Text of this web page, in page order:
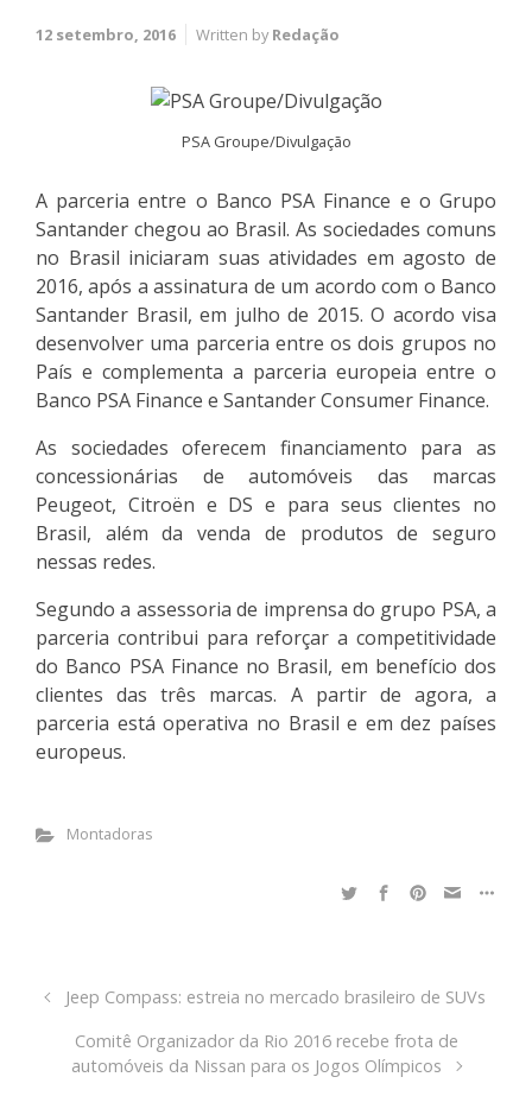
12 setembro, 2016 Written by Redação
PSA Groupe/Divulgação
A parceria entre o Banco PSA Finance e o Grupo
Santander chegou ao Brasil. As sociedades comuns
no Brasil iniciaram suas atividades em agosto de
2016, após a assinatura de um acordo com o Banco
Santander Brasil, em julho de 2015. O acordo visa
desenvolver uma parceria entre os dois grupos no
País e complementa a parceria europeia entre o
Banco PSA Finance e Santander Consumer Finance.
As sociedades oferecem financiamento para as
concessionárias de automóveis das marcas
Peugeot, Citroën e DS e para seus clientes no
Brasil, além da venda de produtos de seguro
nessas redes.
Segundo a assessoria de imprensa do grupo PSA, a
parceria contribui para reforçar a competitividade
do Banco PSA Finance no Brasil, em benefício dos
clientes das três marcas. A partir de agora, a
parceria está operativa no Brasil e em dez países
europeus.
Montadoras
Jeep Compass: estreia no mercado brasileiro de SUVs
Comitê Organizador da Rio 2016 recebe frota de
automóveis da Nissan para os Jogos Olímpicos